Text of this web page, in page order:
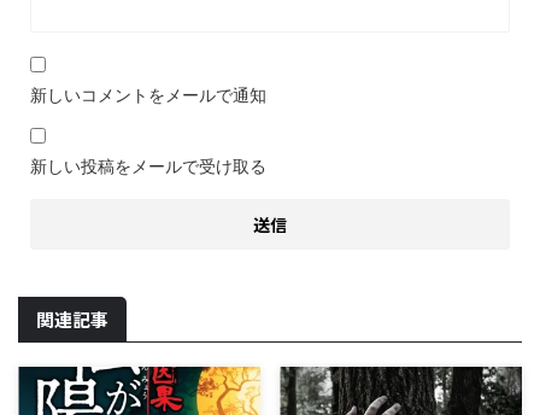
新しいコメントをメールで通知
新しい投稿をメールで受け取る
関連記事